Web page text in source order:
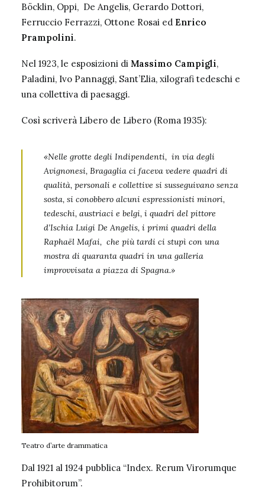
Böcklin, Oppi, De Angelis, Gerardo Dottori,
Ferruccio Ferrazzi, Ottone Rosai ed Enrico
Prampolini.
Nel 1923, le esposizioni di Massimo Campigli,
Paladini, Ivo Pannaggi, Sant’Elia, xilografi tedeschi e
una collettiva di paesaggi.
Così scriverà Libero de Libero (Roma 1935):
«Nelle grotte degli Indipendenti, in via degli
Avignonesi, Bragaglia ci faceva vedere quadri di
qualità, personali e collettive si susseguivano senza
sosta, si conobbero alcuni espressionisti minori,
tedeschi, austriaci e belgi, i quadri del pittore
d’Ischia Luigi De Angelis, i primi quadri della
Raphaël Mafai, che più tardi ci stupì con una
mostra di quaranta quadri in una galleria
improvvisata a piazza di Spagna.»
Teatro d’arte drammatica
Dal 1921 al 1924 pubblica “Index. Rerum Virorumque
Prohibitorum”.